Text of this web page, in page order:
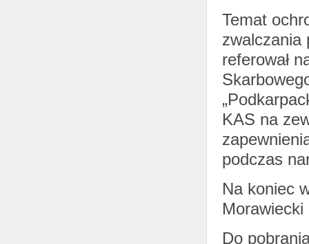
Temat
zwalczania
referował
KAS na
podczas
Na koniec
Morawiecki
Do